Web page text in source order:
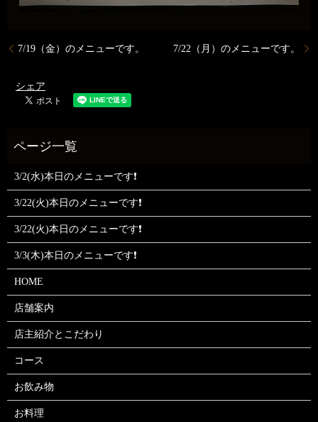
7/19（金）のメニューです。 7/22（月）のメニューです。
シェア
3/2(水)本日のメニューです❗
3/22(火)本日のメニューです❗
3/22(火)本日のメニューです❗
3/3(木)本日のメニューです❗
HOME
店舗案内
店主紹介とこだわり
コース
お飲み物
お料理